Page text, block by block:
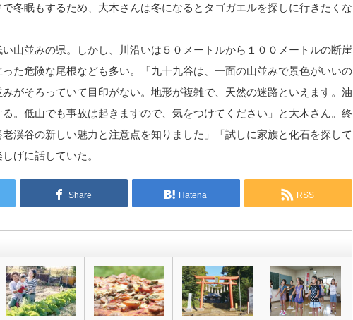
冬眠もするため、大木さんは冬になるとタゴガエルを探しに行きたくな
山並みの県。しかし、川沿いは５０メートルから１００メートルの断崖
た危険な尾根なども多い。「九十九谷は、一面の山並みで景色がいいの
がそろっていて目印がない。地形が複雑で、天然の迷路といえます。油
。低山でも事故は起きますので、気をつけてください」と大木さん。終
渓谷の新しい魅力と注意点を知りました」「試しに家族と化石を探して
げに話していた。
Share Hatena RSS